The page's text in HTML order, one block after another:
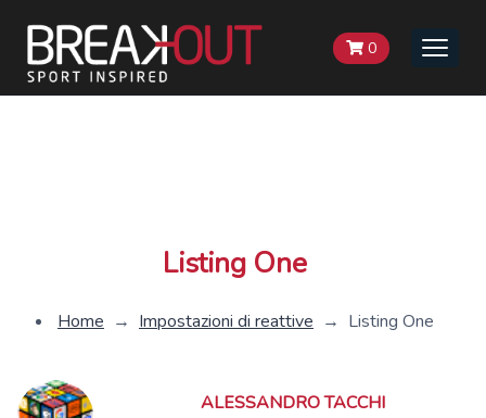
Toggle
0
Listing One
Home → Impostazioni di reattive → Listing One
ALESSANDRO TACCHI